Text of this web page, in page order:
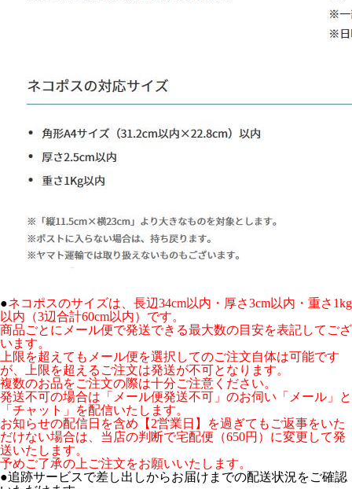
●ネコポスのサイズは、長辺34cm以内・厚さ3cm以内・重さ1kg
以内（3辺合計60cm以内）です。
商品ごとにメール便で発送できる最大数の目安を表記してござ
います。
上限を超えてもメール便を選択してのご注文自体は可能です
が、上限を超えるご注文は発送が不可となります。
複数のお品をご注文の際は十分ご注意ください。
発送不可の場合は「メール便発送不可」のお伺い「メール」と
「チャット」を配信いたします。
お知らせの配信日を含め【2営業日】を過ぎてもご返事をいた
だけない場合は、当店の判断で宅配便（650円）に変更して発
送いたします。
予めご了承の上ご注文をお願いいたします。
●追跡サービスで差し出しからお届けまでの配送状況をご確認